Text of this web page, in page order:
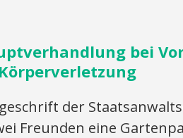
bei
der
Freunden eine